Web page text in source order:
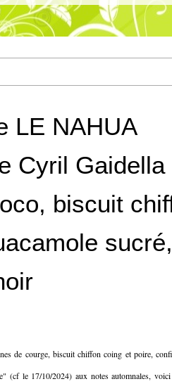
LE NAHUA
Cyril Gaidella
biscuit
sucré,
de courge, biscuit chiffon coing et poire,
(cf le 17/10/2024) aux notes automnales,